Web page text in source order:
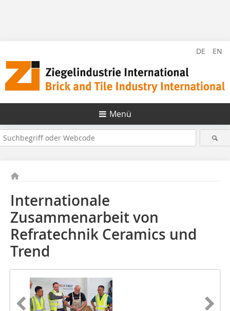
DE EN
Menü
Internationale
Zusammenarbeit von
Refratechnik Ceramics und
Trend